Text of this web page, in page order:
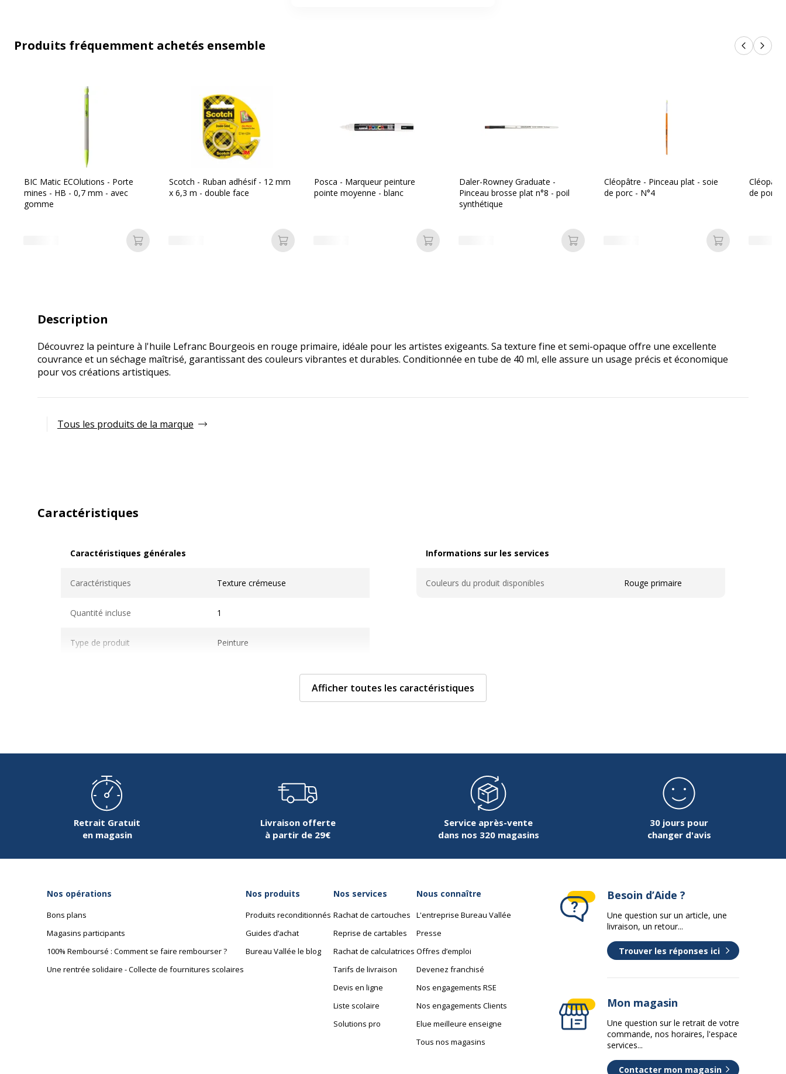
Produits fréquemment achetés ensemble Produits
BIC Matic ECOlutions - Porte
mines - HB - 0,7 mm - avec
gomme
Ajouter au panier
Scotch - Ruban adhésif - 12 mm
x 6,3 m - double face
Ajouter au panier
Posca - Marqueur peinture
pointe moyenne - blanc
Ajouter au panier
Daler-Rowney Graduate -
Pinceau brosse plat n°8 - poil
synthétique
Ajouter au panier
Cléopâtre - Pinceau plat - soie
de porc - N°4
Ajouter au
de porc -
Description
Découvrez la peinture à l'huile Lefranc Bourgeois en rouge primaire, idéale pour les artistes exigeants. Sa texture fine et semi-opaque offre une excellente
couvrance et un séchage maîtrisé, garantissant des couleurs vibrantes et durables. Conditionnée en tube de 40 ml, elle assure un usage précis et économique
pour vos créations artistiques.
Tous les produits de la marque
Caractéristiques
Caractéristiques générales
Caractéristiques Texture crémeuse
Quantité incluse 1
Type de produit Peinture
Informations sur les services
Couleurs du produit disponibles Rouge primaire
Contenance
Indice de couleur
Type d'emballage
Lefranc Bourgeois
Référence produit fabricant
Afficher toutes les caractéristiques
Retrait Gratuit
en magasin
Livraison offerte
à partir de 29€
Service après-vente
dans nos 320 magasins
30 jours pour
changer d'avis
Nos opérations
Bons plans
Magasins participants
100% Remboursé : Comment se faire rembourser ?
Une rentrée solidaire - Collecte de fournitures scolaires
Nos produits
Produits reconditionnés
Guides d’achat
Bureau Vallée le blog
Nos services
Rachat de cartouches
Reprise de cartables
Rachat de calculatrices
Tarifs de livraison
Devis en ligne
Liste scolaire
Solutions pro
Nous connaître
L'entreprise Bureau Vallée
Presse
Offres d’emploi
Devenez franchisé
Nos engagements RSE
Nos engagements Clients
Elue meilleure enseigne
Tous nos magasins
Besoin d’Aide ?
Une question sur un article, une
livraison, un retour...
Trouver les réponses ici
Mon magasin
Une question sur le retrait de votre
commande, nos horaires, l'espace
services...
Contacter mon magasin